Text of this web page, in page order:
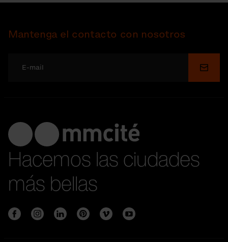
Mantenga el contacto con nosotros
Enviar
Hacemos las ciudades
más bellas